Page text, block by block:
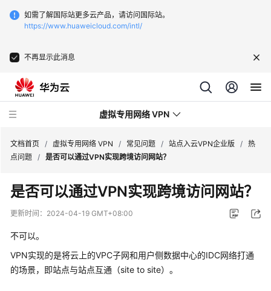
如需了解国际站更多云产品，请访问国际站。
https://www.huaweicloud.com/intl/
不再显示此消息
虚拟专用网络 VPN
最
新
动
服
务
公
文档首页 / 虚拟专用网络 VPN / 常见问题 / 站点入云VPN企业版 / 热
点问题 / 是否可以通过VPN实现跨境访问网站？
是否可以通过VPN实现跨境访问网站？
更新时间： 2024-04-19 GMT+08:00
不可以。
VPN实现的是将云上的VPC子网和用户侧数据中心的IDC网络打通
的场景，即站点与站点互通（site to site）。